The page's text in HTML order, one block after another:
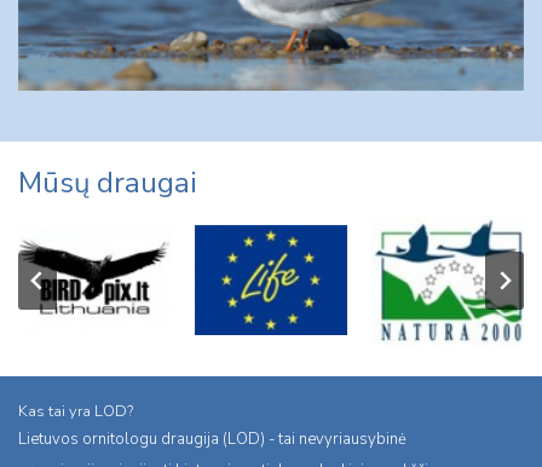
Mūsų draugai
Kas tai yra LOD?
Lietuvos ornitologu draugija (LOD) - tai nevyriausybinė